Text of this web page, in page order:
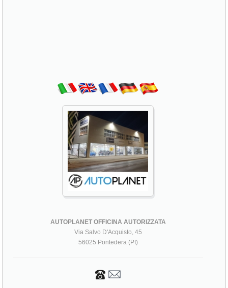
AUTOPLANET OFFICINA AUTORIZZATA
Via Salvo D'Acquisto, 45
56025 Pontedera (PI)